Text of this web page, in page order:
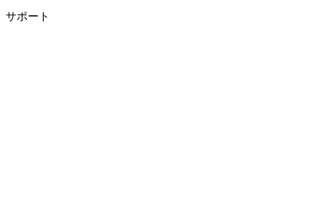
サポート